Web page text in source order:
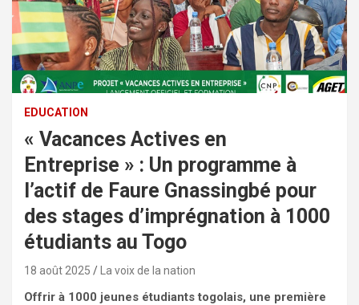
EDUCATION
« Vacances Actives en
Entreprise » : Un programme à
l’actif de Faure Gnassingbé pour
des stages d’imprégnation à 1000
étudiants au Togo
18 août 2025 La voix de la nation
Offrir à 1000 jeunes étudiants togolais, une première